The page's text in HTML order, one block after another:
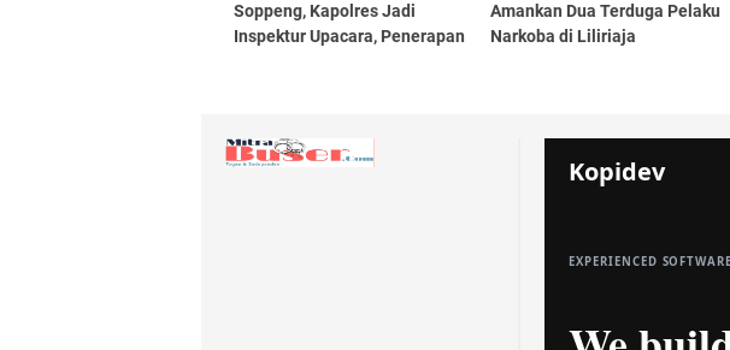
Soppeng, Kapolres Jadi
Inspektur Upacara, Penerapan
Amankan Dua Terduga Pelaku
Narkoba di Liliriaja